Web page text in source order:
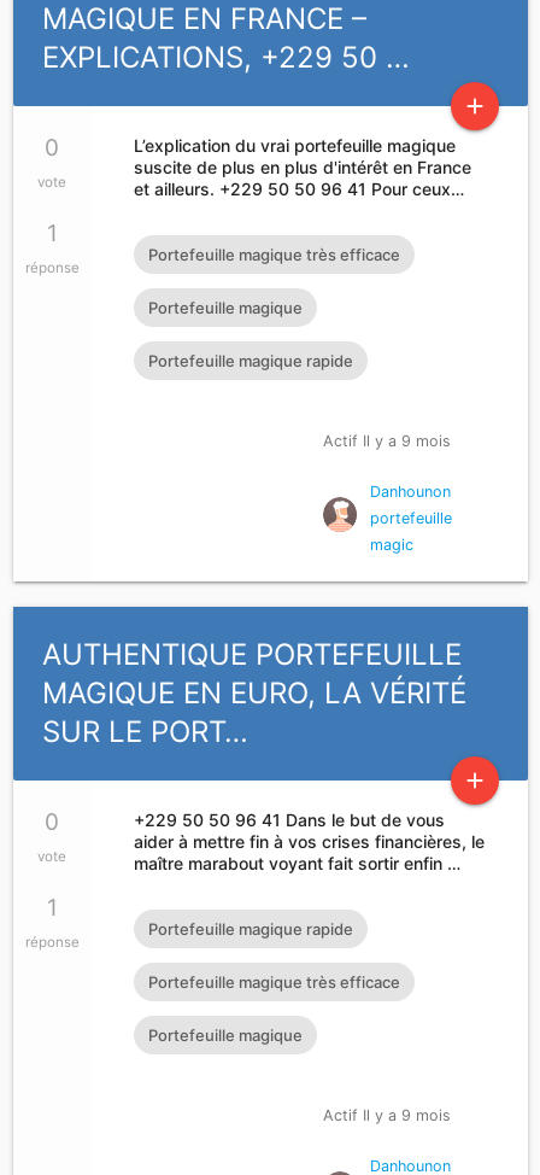
MAGIQUE EN FRANCE –
EXPLICATIONS, +229 50 …
add
0
vote
1
réponse
L’explication du vrai portefeuille magique
suscite de plus en plus d'intérêt en France
et ailleurs. +229 50 50 96 41 Pour ceux…
Portefeuille magique très efficace
Portefeuille magique
Portefeuille magique rapide
Actif Il y a 9 mois
Danhounon
portefeuille
magic
AUTHENTIQUE PORTEFEUILLE
MAGIQUE EN EURO, LA VÉRITÉ
SUR LE PORT…
add
0
vote
1
réponse
+229 50 50 96 41 Dans le but de vous
aider à mettre fin à vos crises financières, le
maître marabout voyant fait sortir enfin …
Portefeuille magique rapide
Portefeuille magique très efficace
Portefeuille magique
Actif Il y a 9 mois
Danhounon